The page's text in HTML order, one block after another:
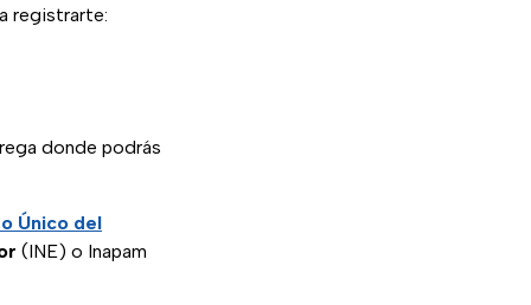
registrarte:
donde podrás
Único del
(INE) o Inapam